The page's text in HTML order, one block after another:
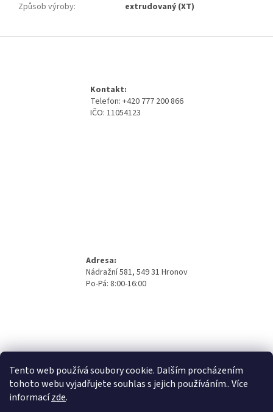
Tento web používá soubory cookie. Dalším procházením
tohoto webu vyjadřujete souhlas s jejich používáním.. Více
informacízde.
Způsob výroby: extrudovaný (XT)
Kontakt:
Telefon: +420 777 200 866
IČO: 11054123
Adresa:
Nádražní 581, 549 31 Hronov
Po-Pá: 8:00-16:00